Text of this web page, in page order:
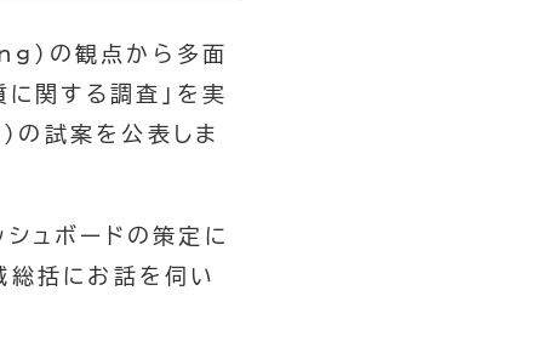
）の観点から多面
に関する調査」を実
の試案を公表しま
ュボードの策定に
総括にお話を伺い